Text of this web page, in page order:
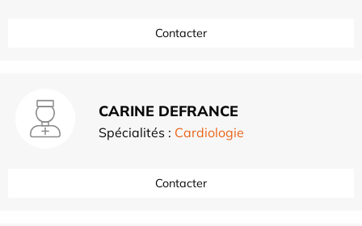
Contacter
CARINE DEFRANCE
Spécialités : Cardiologie
Contacter